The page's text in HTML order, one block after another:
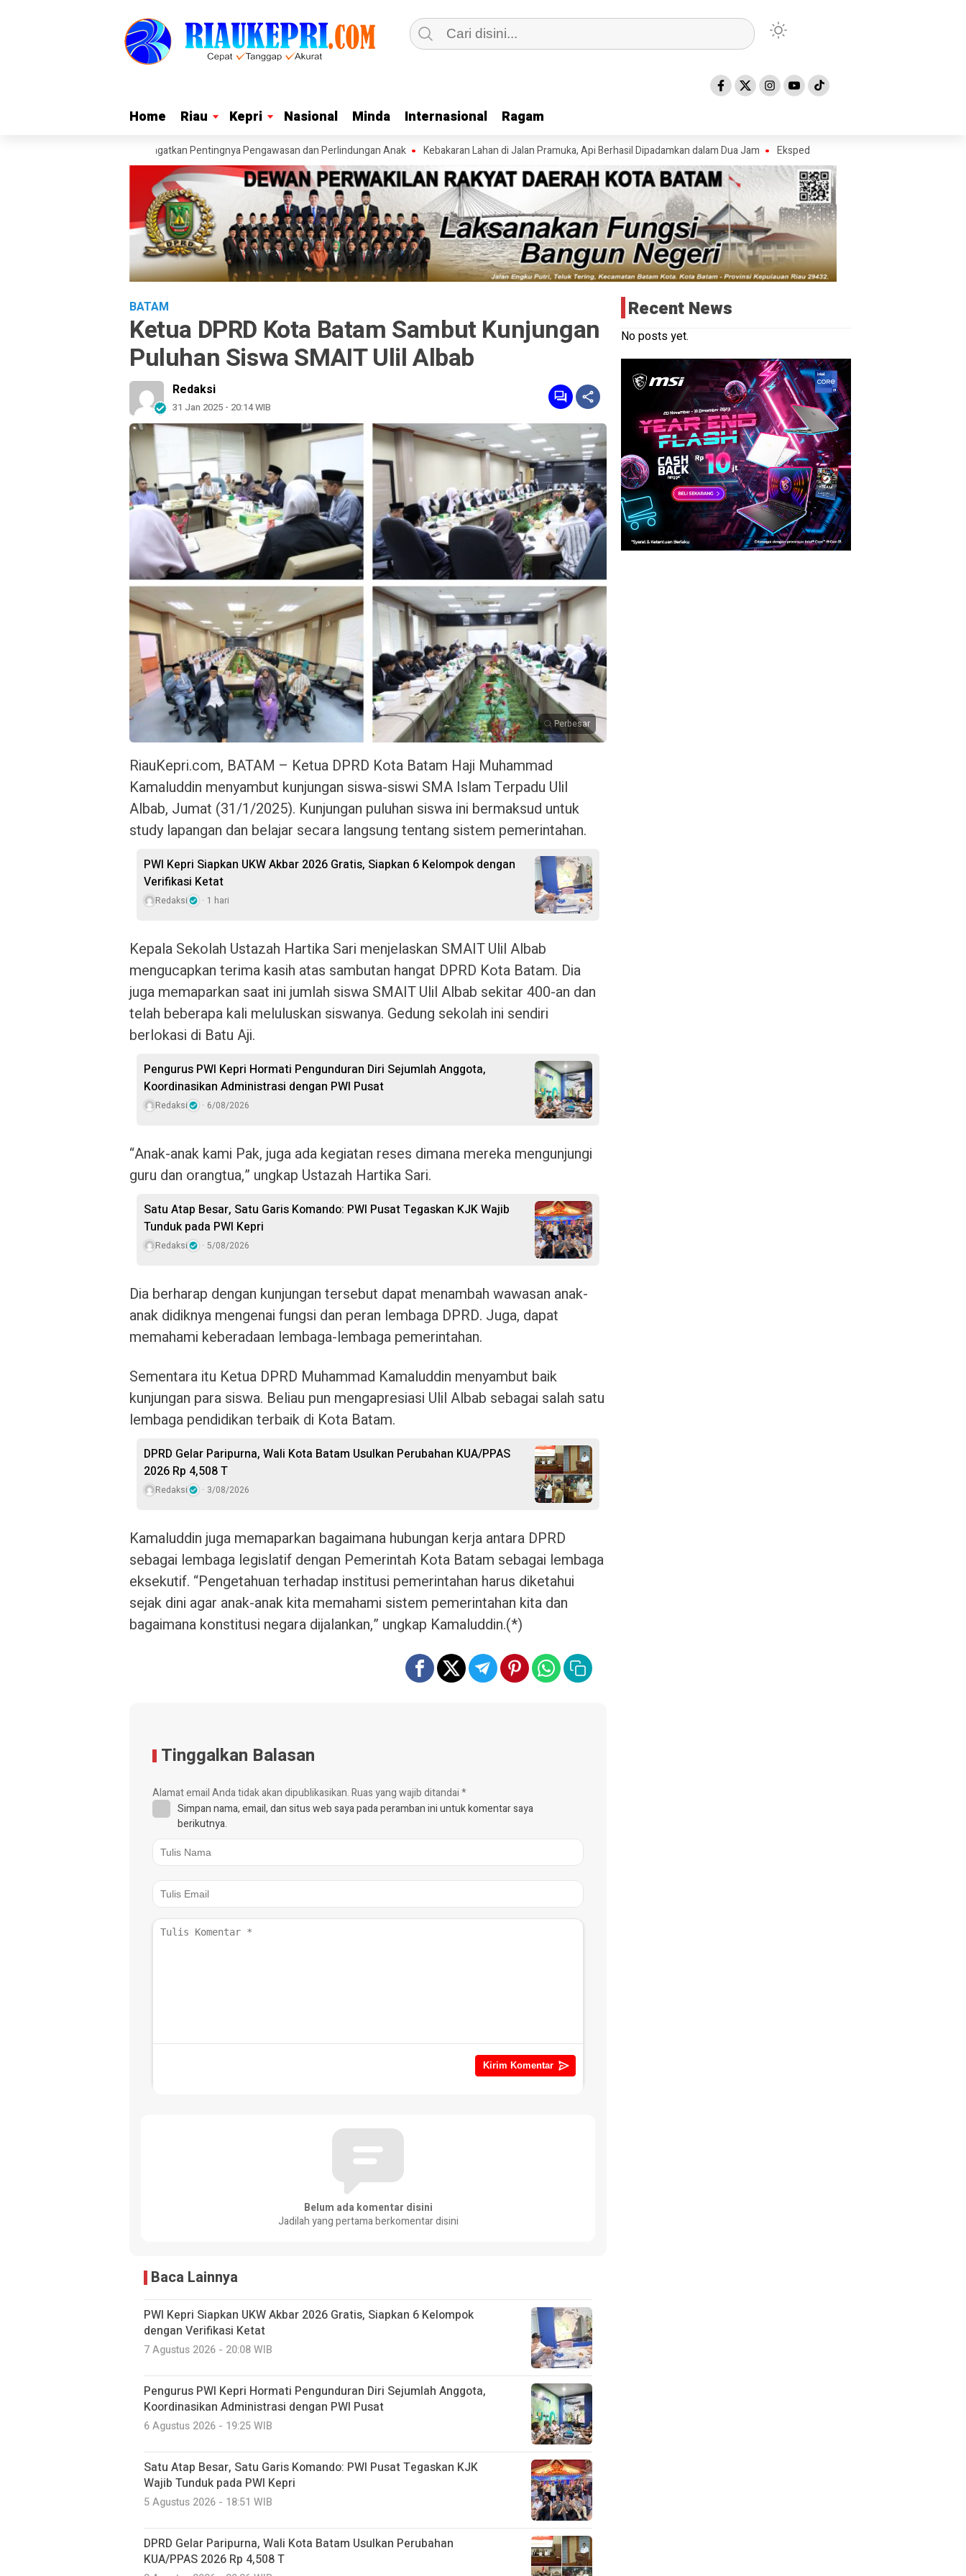
Home Riau Kepri Nasional Minda Internasional Ragam
Home Riau Kepri Nasional Minda Internasional Ragam
Tanjungpinang, Itong Ingatkan Pentingnya Pengawasan dan Perlindungan Anak Kebakaran Lahan di Jalan Pramuka, Api Berhasil Dipadamkan dalam Dua Jam Ekspedisi Merah Putih Presisi, Polda Riau Tembus
BATAM
Ketua DPRD Kota Batam Sambut Kunjungan
Puluhan Siswa SMAIT Ulil Albab
Redaksi
31 Jan 2025 - 20:14 WIB
Perbesar
RiauKepri.com, BATAM – Ketua DPRD Kota Batam Haji Muhammad
Kamaluddin menyambut kunjungan siswa-siswi SMA Islam Terpadu Ulil
Albab, Jumat (31/1/2025). Kunjungan puluhan siswa ini bermaksud untuk
study lapangan dan belajar secara langsung tentang sistem pemerintahan.
PWI Kepri Siapkan UKW Akbar 2026 Gratis, Siapkan 6 Kelompok dengan
Verifikasi Ketat
Redaksi 1 hari
Kepala Sekolah Ustazah Hartika Sari menjelaskan SMAIT Ulil Albab
mengucapkan terima kasih atas sambutan hangat DPRD Kota Batam. Dia
juga memaparkan saat ini jumlah siswa SMAIT Ulil Albab sekitar 400-an dan
telah beberapa kali meluluskan siswanya. Gedung sekolah ini sendiri
berlokasi di Batu Aji.
Pengurus PWI Kepri Hormati Pengunduran Diri Sejumlah Anggota,
Koordinasikan Administrasi dengan PWI Pusat
Redaksi 6/08/2026
“Anak-anak kami Pak, juga ada kegiatan reses dimana mereka mengunjungi
guru dan orangtua,” ungkap Ustazah Hartika Sari.
Satu Atap Besar, Satu Garis Komando: PWI Pusat Tegaskan KJK Wajib
Tunduk pada PWI Kepri
Redaksi 5/08/2026
Dia berharap dengan kunjungan tersebut dapat menambah wawasan anak-
anak didiknya mengenai fungsi dan peran lembaga DPRD. Juga, dapat
memahami keberadaan lembaga-lembaga pemerintahan.
Sementara itu Ketua DPRD Muhammad Kamaluddin menyambut baik
kunjungan para siswa. Beliau pun mengapresiasi Ulil Albab sebagai salah satu
lembaga pendidikan terbaik di Kota Batam.
DPRD Gelar Paripurna, Wali Kota Batam Usulkan Perubahan KUA/PPAS
2026 Rp 4,508 T
Redaksi 3/08/2026
Kamaluddin juga memaparkan bagaimana hubungan kerja antara DPRD
sebagai lembaga legislatif dengan Pemerintah Kota Batam sebagai lembaga
eksekutif. “Pengetahuan terhadap institusi pemerintahan harus diketahui
sejak dini agar anak-anak kita memahami sistem pemerintahan kita dan
bagaimana konstitusi negara dijalankan,” ungkap Kamaluddin.(*)
Tinggalkan Balasan
Alamat email Anda tidak akan dipublikasikan.Ruas yang wajib ditandai*
Simpan nama, email, dan situs web saya pada peramban ini untuk komentar saya
berikutnya.
Belum ada komentar disini
Jadilah yang pertama berkomentar disini
Baca Lainnya
PWI Kepri Siapkan UKW Akbar 2026 Gratis, Siapkan 6 Kelompok
dengan Verifikasi Ketat
7 Agustus 2026 - 20:08 WIB
Pengurus PWI Kepri Hormati Pengunduran Diri Sejumlah Anggota,
Koordinasikan Administrasi dengan PWI Pusat
6 Agustus 2026 - 19:25 WIB
Satu Atap Besar, Satu Garis Komando: PWI Pusat Tegaskan KJK
Wajib Tunduk pada PWI Kepri
5 Agustus 2026 - 18:51 WIB
DPRD Gelar Paripurna, Wali Kota Batam Usulkan Perubahan
KUA/PPAS 2026 Rp 4,508 T
Recent News
No posts yet.